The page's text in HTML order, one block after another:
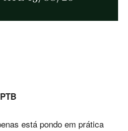
está pondo em prática